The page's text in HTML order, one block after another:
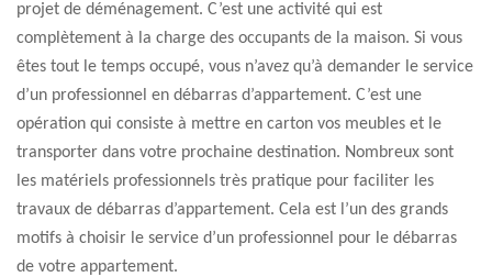
projet de déménagement. C’est une activité qui est
complètement à la charge des occupants de la maison. Si vous
êtes tout le temps occupé, vous n’avez qu’à demander le service
d’un professionnel en débarras d’appartement. C’est une
opération qui consiste à mettre en carton vos meubles et le
transporter dans votre prochaine destination. Nombreux sont
les matériels professionnels très pratique pour faciliter les
travaux de débarras d’appartement. Cela est l’un des grands
motifs à choisir le service d’un professionnel pour le débarras
de votre appartement.